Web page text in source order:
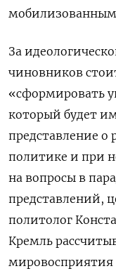
За
чиновников
«сформировать
который будет
представление
политике и при
на вопросы в
представлений,
политолог
Кремль
мировосприятия